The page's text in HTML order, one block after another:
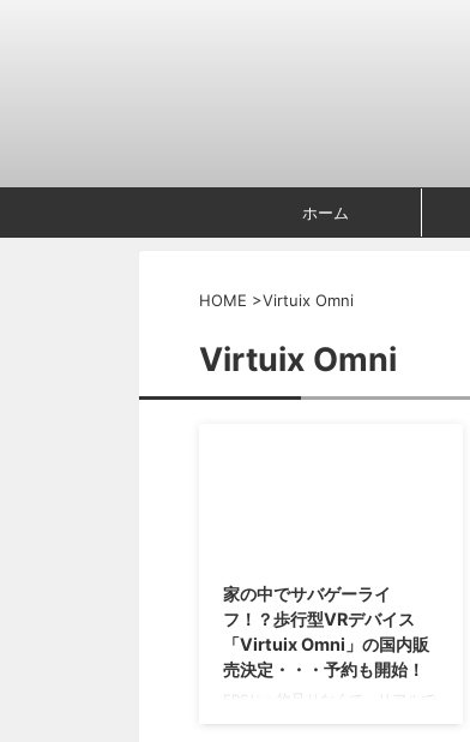
ホーム
HOME >Virtuix Omni
Virtuix Omni
家の中でサバゲーライ
フ！？歩行型VRデバイス
「Virtuix Omni」の国内販
売決定・・・予約も開始！
FPSじゃ物足りなくて、リアルで